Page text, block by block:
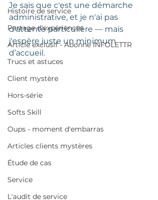
Histoire de service
Partage d'expériences
Article exclusif - Abonné INFOLETTR
Trucs et astuces
Client mystère
Hors-série
Softs Skill
Oups - moment d'embarras
Articles clients mystères
Étude de cas
Service
L'audit de service
Je sais que c'est une démarche
administrative, et je n'ai pas
d'attente particulière — mais
j'espère juste un minimum
d’accueil.